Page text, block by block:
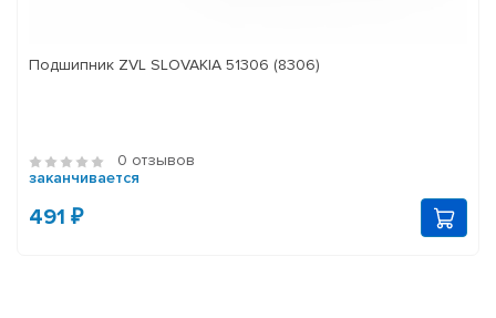
Подшипник ZVL SLOVAKIA 51306 (8306)
0 отзывов
заканчивается
491 ₽